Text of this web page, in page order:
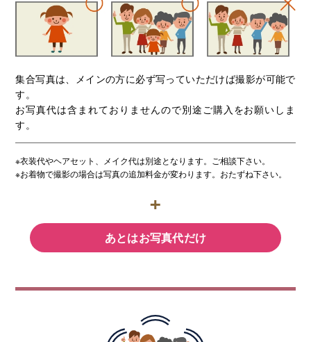
集合写真は、メインの方に必ず写っていただけば撮影が可能で
す。
お写真代は含まれておりませんので別途ご購入をお願いしま
す。
※衣装代やヘアセット、メイク代は別途となります。ご相談下さい。
※お着物で撮影の場合は写真の追加料金が変わります。おたずね下さい。
あとはお写真代だけ